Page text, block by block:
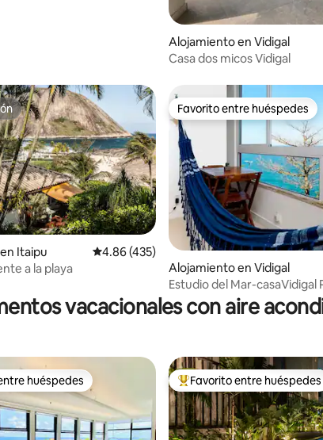
Alojamiento en Vidigal
Casa dos micos Vidigal
5, 135 reseñas
Itaipu Calificación promedio: 4.86 de 5, 435
4.86 (435)
a la playa
Favorito entre huéspedes
Favorito entre huéspedes
Alojamiento en Vidigal
Estudio del Mar-casaVidigal
amanecer
vacacionales con aire
huéspedes preferido
huéspedes Favorito entre huéspedes
Favorito entre huéspedes